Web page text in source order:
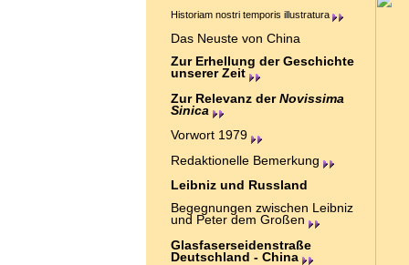
Historiam nostri temporis illustratura
Das Neuste von China
Zur Erhellung der Geschichte
unserer Zeit
Zur Relevanz der Novissima
Sinica
Vorwort 1979
Redaktionelle Bemerkung
Leibniz und Russland
Begegnungen zwischen Leibniz
und Peter dem Großen
Glasfaserseidenstraße
Deutschland - China